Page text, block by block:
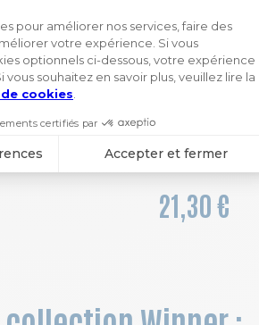
Agenda de bureau Horizons 20 Visuel Sésame 15 x 21 cm Semainier Janvier à Décembre 2027
21,30 €